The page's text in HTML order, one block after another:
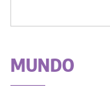
MUNDO